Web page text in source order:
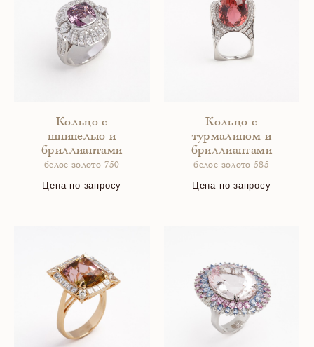
Кольцо с
шпинелью и
бриллиантами
белое золото 750
Цена по запросу
Кольцо с
турмалином и
бриллиантами
белое золото 585
Цена по запросу